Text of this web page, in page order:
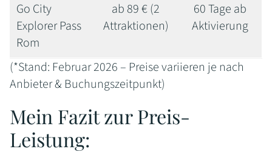
Go City
Explorer Pass
Rom
ab 89 € (2
Attraktionen)
60 Tage ab
Aktivierung
(*Stand: Februar 2026 – Preise variieren je nach
Anbieter & Buchungszeitpunkt)
Mein Fazit zur Preis-
Leistung: